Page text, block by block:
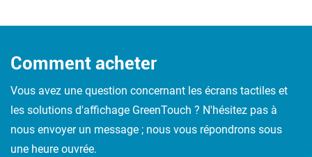
Comment acheter
Vous avez une question concernant les écrans tactiles et
les solutions d'affichage GreenTouch ? N'hésitez pas à
nous envoyer un message ; nous vous répondrons sous
une heure ouvrée.